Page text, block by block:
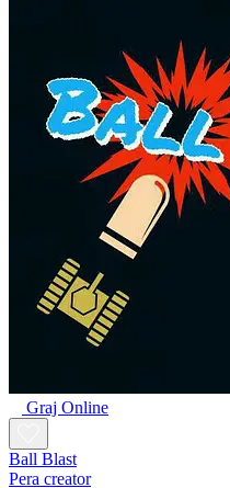
Graj Online
Ball Blast
Pera creator